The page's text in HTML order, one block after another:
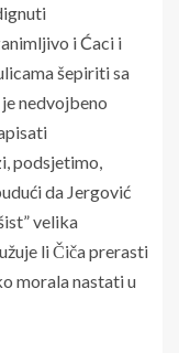
i Ćaci i
šepiriti sa
nedvojbeno
podsjetimo,
da Jergović
velika
li Čiča prerasti
morala nastati u